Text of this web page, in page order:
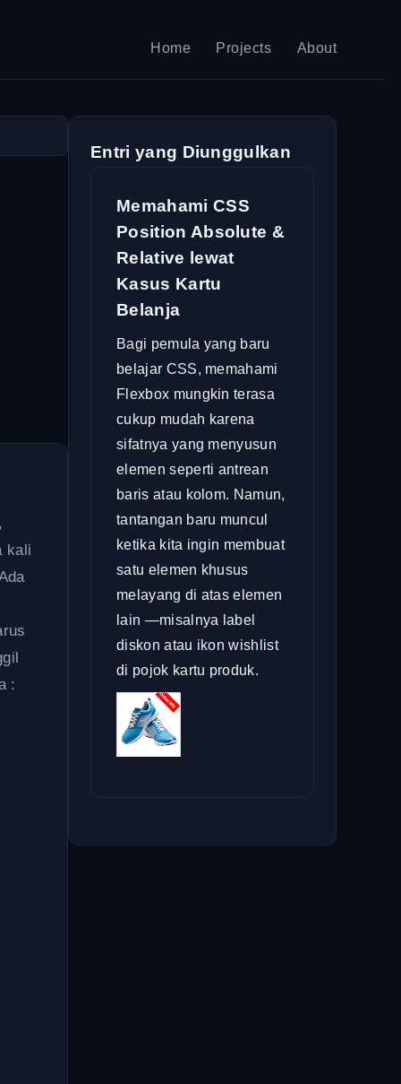
Home Projects About
kali
:
Entri yang Diunggulkan
Memahami CSS
Position Absolute &
Relative lewat
Kasus Kartu
Belanja
Bagi pemula yang baru
belajar CSS, memahami
Flexbox mungkin terasa
cukup mudah karena
sifatnya yang menyusun
elemen seperti antrean
baris atau kolom. Namun,
tantangan baru muncul
ketika kita ingin membuat
satu elemen khusus
melayang di atas elemen
lain —misalnya label
diskon atau ikon wishlist
di pojok kartu produk.